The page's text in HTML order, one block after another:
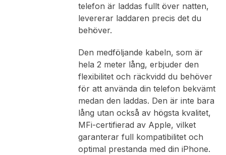
telefon är laddas fullt över natten,
levererar laddaren precis det du
behöver.
Den medföljande kabeln, som är
hela 2 meter lång, erbjuder den
flexibilitet och räckvidd du behöver
för att använda din telefon bekvämt
medan den laddas. Den är inte bara
lång utan också av högsta kvalitet,
MFi-certifierad av Apple, vilket
garanterar full kompatibilitet och
optimal prestanda med din iPhone.